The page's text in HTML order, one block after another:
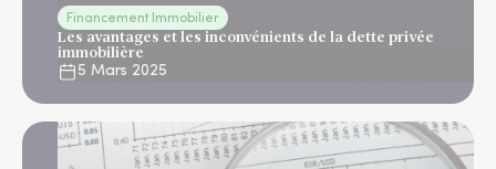
Financement Immobilier
Les avantages et les inconvénients de la dette privée
immobilière
5 Mars 2025